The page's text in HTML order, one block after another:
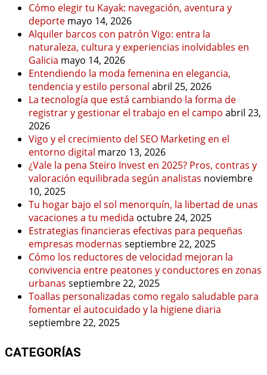
Cómo elegir tu Kayak: navegación, aventura y
deporte mayo 14, 2026
Alquiler barcos con patrón Vigo: entra la
naturaleza, cultura y experiencias inolvidables en
Galicia mayo 14, 2026
Entendiendo la moda femenina en elegancia,
tendencia y estilo personal abril 25, 2026
La tecnología que está cambiando la forma de
registrar y gestionar el trabajo en el campo abril 23,
2026
Vigo y el crecimiento del SEO Marketing en el
entorno digital marzo 13, 2026
¿Vale la pena Steiro Invest en 2025? Pros, contras y
valoración equilibrada según analistas noviembre
10, 2025
Tu hogar bajo el sol menorquín, la libertad de unas
vacaciones a tu medida octubre 24, 2025
Estrategias financieras efectivas para pequeñas
empresas modernas septiembre 22, 2025
Cómo los reductores de velocidad mejoran la
convivencia entre peatones y conductores en zonas
urbanas septiembre 22, 2025
Toallas personalizadas como regalo saludable para
fomentar el autocuidado y la higiene diaria
septiembre 22, 2025
CATEGORÍAS